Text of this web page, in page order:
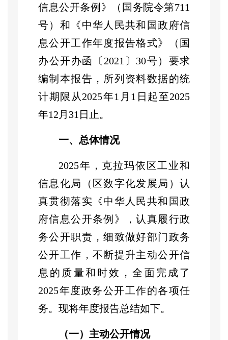
信息公开条例》（国务院令第711
号）和《中华人民共和国政府信
息公开工作年度报告格式》（国
办公开办函〔 2021 〕 30号）要求
编制本报告，所列资料数据的统
计期限从2025年1 月 1 日起至2025
年12 月 31 日止。
一、总体情况
2025年，克拉玛依 区工业和
信息化局（区数字化发展局）认
真贯彻落实《中华人民共和国政
府信息公开条例》，认真履行政
务公开职责，细致做好部门政务
公开工作，不断提升主动公开信
息的质量和时效，全面完成了
2025年度政务公开工作的各项任
务。现将年度报告总结如下。
（一）主动公开情况